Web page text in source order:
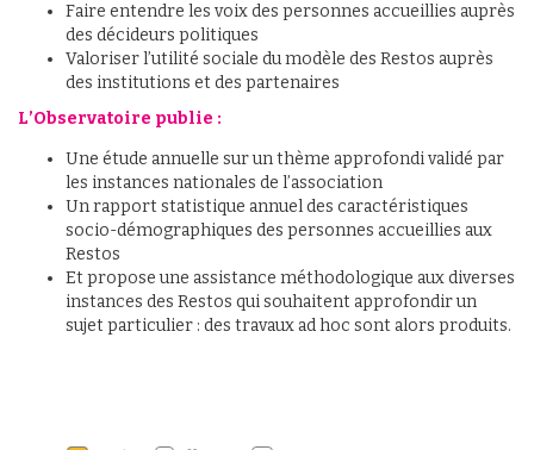
Faire entendre les voix des personnes accueillies auprès
des décideurs politiques
Valoriser l’utilité sociale du modèle des Restos auprès
des institutions et des partenaires
L’Observatoire publie :
Une étude annuelle sur un thème approfondi validé par
les instances nationales de l’association
Un rapport statistique annuel des caractéristiques
socio-démographiques des personnes accueillies aux
Restos
Et propose une assistance méthodologique aux diverses
instances des Restos qui souhaitent approfondir un
sujet particulier : des travaux ad hoc sont alors produits.